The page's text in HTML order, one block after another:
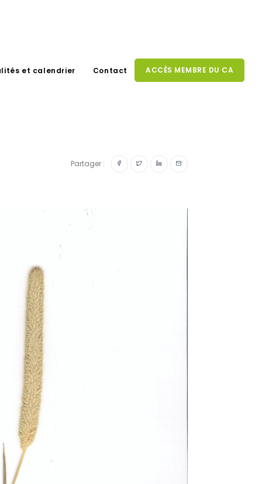
et calendrier Contact ACCÈS MEMBRE DU CA
Partager :